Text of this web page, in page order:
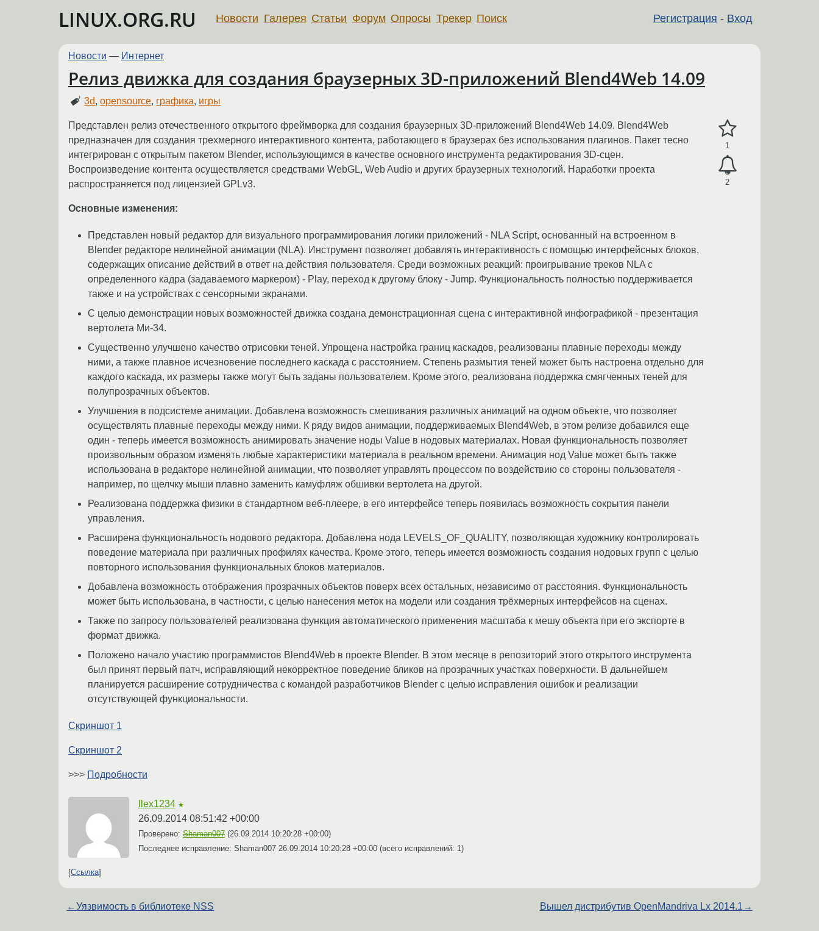
LINUX.ORG.RU Регистрация - Вход
Новости Галерея Статьи Форум Опросы Трекер Поиск
Новости — Интернет
Релиз движка для создания браузерных 3D-приложений Blend4Web 14.09
3d,opensource, графика, игры
1
2
Представлен релиз отечественного открытого фреймворка для создания браузерных 3D-приложений Blend4Web 14.09. Blend4Web
предназначен для создания трехмерного интерактивного контента, работающего в браузерах без использования плагинов. Пакет тесно
интегрирован с открытым пакетом Blender, использующимся в качестве основного инструмента редактирования 3D-сцен.
Воспроизведение контента осуществляется средствами WebGL, Web Audio и других браузерных технологий. Наработки проекта
распространяется под лицензией GPLv3.
Основные изменения:
Представлен новый редактор для визуального программирования логики приложений - NLA Script, основанный на встроенном в
Blender редакторе нелинейной анимации (NLA). Инструмент позволяет добавлять интерактивность с помощью интерфейсных блоков,
содержащих описание действий в ответ на действия пользователя. Среди возможных реакций: проигрывание треков NLA с
определенного кадра (задаваемого маркером) - Play, переход к другому блоку - Jump. Функциональность полностью поддерживается
также и на устройствах с сенсорными экранами.
С целью демонстрации новых возможностей движка создана демонстрационная сцена с интерактивной инфографикой - презентация
вертолета Ми-34.
Существенно улучшено качество отрисовки теней. Упрощена настройка границ каскадов, реализованы плавные переходы между
ними, а также плавное исчезновение последнего каскада с расстоянием. Степень размытия теней может быть настроена отдельно для
каждого каскада, их размеры также могут быть заданы пользователем. Кроме этого, реализована поддержка смягченных теней для
полупрозрачных объектов.
Улучшения в подсистеме анимации. Добавлена возможность смешивания различных анимаций на одном объекте, что позволяет
осуществлять плавные переходы между ними. К ряду видов анимации, поддерживаемых Blend4Web, в этом релизе добавился еще
один - теперь имеется возможность анимировать значение ноды Value в нодовых материалах. Новая функциональность позволяет
произвольным образом изменять любые характеристики материала в реальном времени. Анимация нод Value может быть также
использована в редакторе нелинейной анимации, что позволяет управлять процессом по воздействию со стороны пользователя -
например, по щелчку мыши плавно заменить камуфляж обшивки вертолета на другой.
Реализована поддержка физики в стандартном веб-плеере, в его интерфейсе теперь появилась возможность сокрытия панели
управления.
Расширена функциональность нодового редактора. Добавлена нода LEVELS_OF_QUALITY, позволяющая художнику контролировать
поведение материала при различных профилях качества. Кроме этого, теперь имеется возможность создания нодовых групп с целью
повторного использования функциональных блоков материалов.
Добавлена возможность отображения прозрачных объектов поверх всех остальных, независимо от расстояния. Функциональность
может быть использована, в частности, с целью нанесения меток на модели или создания трёхмерных интерфейсов на сценах.
Также по запросу пользователей реализована функция автоматического применения масштаба к мешу объекта при его экспорте в
формат движка.
Положено начало участию программистов Blend4Web в проекте Blender. В этом месяце в репозиторий этого открытого инструмента
был принят первый патч, исправляющий некорректное поведение бликов на прозрачных участках поверхности. В дальнейшем
планируется расширение сотрудничества с командой разработчиков Blender с целью исправления ошибок и реализации
отсутствующей функциональности.
Скриншот 1
Скриншот 2
>>> Подробности
llex1234 ★
26.09.2014 08:51:42 +00:00
Проверено: Shaman007 (26.09.2014 10:20:28 +00:00)
Последнее исправление: Shaman007 26.09.2014 10:20:28 +00:00 (всего исправлений: 1)
Ссылка
←Уязвимость в библиотеке NSS Вышел дистрибутив OpenMandriva Lx 2014.1 →